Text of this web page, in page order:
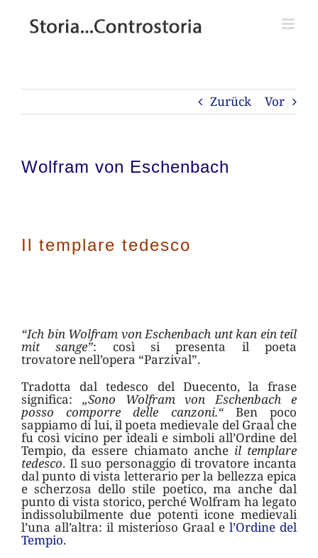
Inhalt
springen
Zurück Vor
Wolfram von Eschenbach
Il templare tedesco
“Ich bin Wolfram von Eschenbach unt kan ein teil
mit sange”: così si presenta il poeta
trovatore nell’opera “Parzival”.
Tradotta dal tedesco del Duecento, la frase
significa: „Sono Wolfram von Eschenbach e
posso comporre delle canzoni.“Ben poco
sappiamo di lui, il poeta medievale del Graal che
fu così vicino per ideali e simboli all’Ordine del
Tempio, da essere chiamato anche il templare
tedesco. Il suo personaggio di trovatore incanta
dal punto di vista letterario per la bellezza epica
e scherzosa dello stile poetico, ma anche dal
punto di vista storico, perché Wolfram ha legato
indissolubilmente due potenti icone medievali
l’una all’altra: il misterioso Graal e l’Ordine del
Tempio.